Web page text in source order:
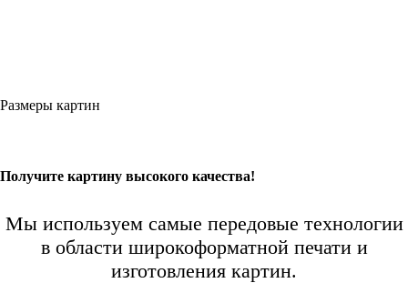
Размеры картин
Получите картину высокого качества!
Мы используем самые передовые технологии
в области широкоформатной печати и
изготовления картин.